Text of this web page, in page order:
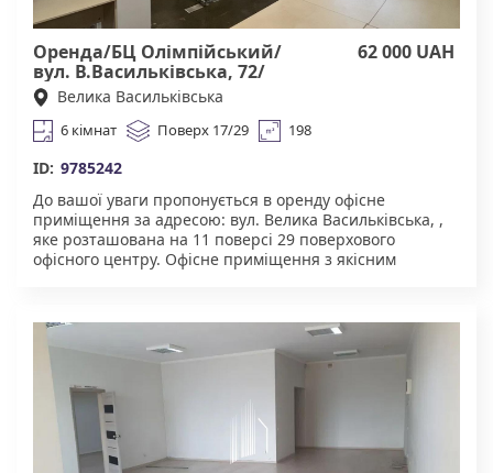
Оренда/БЦ Олімпійський/
вул. В.Васильківська, 72/
Голосіївський
62 000 UAH
Велика Васильківська
6 кімнат Поверх 17/29 198
ID: 9785242
До вашої уваги пропонується в оренду офісне
приміщення за адресою: вул. Велика Васильківська, ,
яке розташована на 11 поверсі 29 поверхового
офісного центру. Офісне приміщення з якісним
інфраструктура. У пішій доступності супермаркети,
торгові центри, ресторани, велика кількість
магазинів. Зручна транспортна розв'язка : метро
Олімпійська в пішій доступності 2 хвилини. Агенство
нерухомості "Квартали" Працюючи з нами, ви
отримуєте лише перевірений об'єкт за адекватною
ціною.Підтримка на всіх етапах угоди. Ми гарантуємо,
що ви залишитеся задоволені співпрацею!